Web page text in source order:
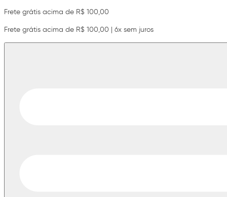
Frete grátis acima de R$ 100,00
Frete grátis acima de R$ 100,00 | 6x sem juros